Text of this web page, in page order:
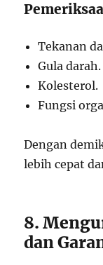
Tekanan
Gula darah.
Kolesterol.
Fungsi
Dengan
lebih cepat
8.
dan